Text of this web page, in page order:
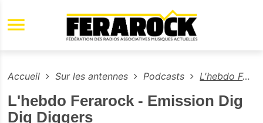
Aller au contenu principal
Accueil Sur les antennes Podcasts L'hebdo Ferarock - Emission Dig Dig Diggers
L'hebdo Ferarock - Emission Dig
Dig Diggers